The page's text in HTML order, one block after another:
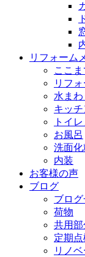
リフォーム
ここ
リフ
水ま
キッチ
トイ
お風呂
洗面化
内装
お客様の声
ブログ
ブログ
荷物
共用部
定期点
リノ